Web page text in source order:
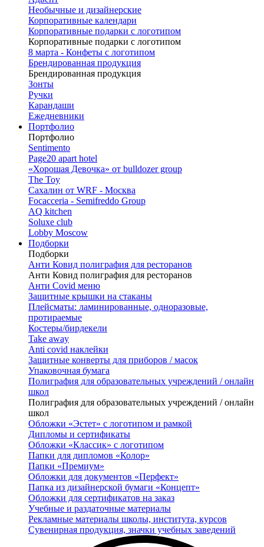
Необычные и дизайнерские
Корпоративные календари
Корпоративные подарки с логотипом
Корпоративные подарки с логотипом
8 марта - Конфеты с логотипом
Брендированная продукция
Брендированная продукция
Зонты
Ручки
Карандаши
Ежедневники
Портфолио
Портфолио
Sentimento
Page20 apart hotel
«Хорошая Девочка» от bulldozer group
The Toy
Сахалин от WRF - Москва
Focacceria - Semifreddo Group
AQ kitchen
Soluxe club
Lobby Moscow
Подборки
Подборки
Анти Ковид полиграфия для ресторанов
Анти Ковид полиграфия для ресторанов
Анти Covid меню
Защитные крышки на стаканы
Плейсматы: ламинированные, одноразовые,
протираемые
Костеры/бирдекели
Take away
Anti covid наклейки
Защитные конверты для приборов / масок
Упаковочная бумага
Полиграфия для образовательных учреждений / онлайн
школ
Полиграфия для образовательных учреждений / онлайн
школ
Обложки «Эстет» с логотипом и рамкой
Дипломы и сертификаты
Обложки «Классик» с логотипом
Папки для дипломов «Колор»
Папки «Премиум»
Обложки для документов «Перфект»
Папка из дизайнерской бумаги «Концепт»
Обложки для сертификатов на заказ
Учебные и раздаточные материалы
Рекламные материалы школы, института, курсов
Сувенирная продукция, значки учебных заведений